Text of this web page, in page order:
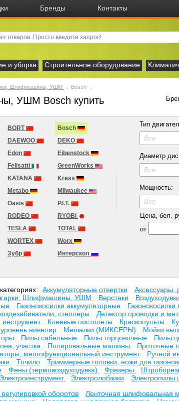
Бренды Контакты
и уборка Строительное оборудование
Шлифмашины, УШМ → Bosch →
УШМ Bosch купить
BORT
Bosch
DAEWOO
DEKO
Edon
Eibenstock
Felisatti
GreenWorks
KATANA
Kress
Metabo
Milwaukee
Oasis
P.I.T.
RODEO
RYOBI
TESLA
TOTAL
WORTEX
Worx
Зубр
Интерскол
Тип
Все
Диаметр
Все
Мощность:
Все
Цена, бел.
от
Аккумуляторные отвертки Аксесcуары,
Шлифмашины, УШМ Верстаки
Газонокосилки аккумуляторные
степлеры Детектор проводки и
Клеевые пистолеты Краскопульты
нивелир Мешалки (МИКСЕРЫ) Мойки
Пилы сабельные Пилы торцовочные
Пилы
участка Полировальные машины Проточные
многофункциональный инструмент Ручной
Точило Триммерные головки, ножи для
Фены (термовоздуходувка) Фрезеры
Электроинструмент Электролобзики Электропилы
оборотов Ленточная шлифовальная